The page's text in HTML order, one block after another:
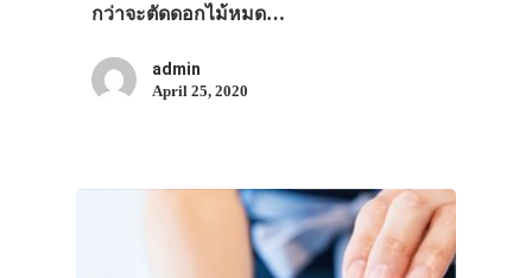
กว่าจะตัดดอกไม้หมด…
admin
April 25, 2020